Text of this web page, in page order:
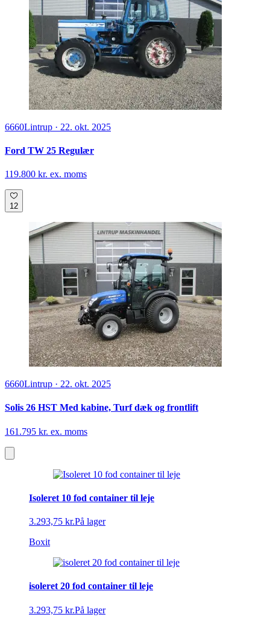
6660Lintrup · 22. okt. 2025
Ford TW 25 Regulær
119.800 kr. ex. moms
12
6660Lintrup · 22. okt. 2025
Solis 26 HST Med kabine, Turf dæk og frontlift
161.795 kr. ex. moms
Isoleret 10 fod container til leje
3.293,75 kr.På lager
Boxit
isoleret 20 fod container til leje
3.293,75 kr.På lager